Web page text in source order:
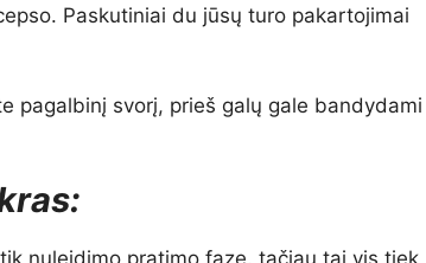
Paskutiniai du jūsų turo pakartojimai
pagalbinį svorį, prieš galų gale bandydami